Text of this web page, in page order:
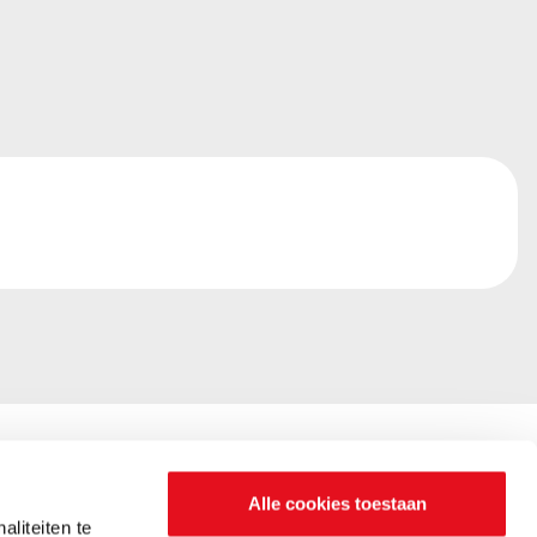
te
Alle cookies toestaan